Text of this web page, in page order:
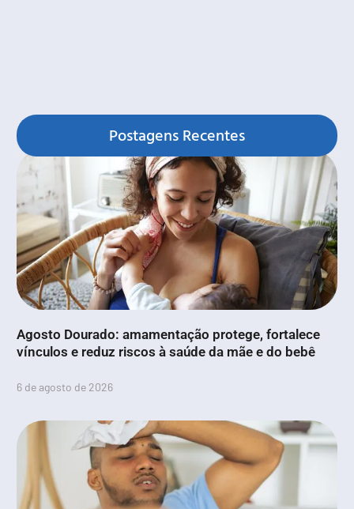
Postagens Recentes
Agosto Dourado: amamentação protege, fortalece
vínculos e reduz riscos à saúde da mãe e do bebê
6 de agosto de 2026